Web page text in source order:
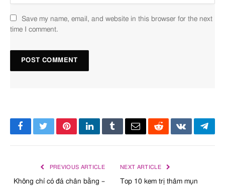
Save my name, email, and website in this browser for the next
time I comment.
FacebookTwitterPinterestLinkedInTumblrEmailRedditVKontakte
PREVIOUS ARTICLE
Không chỉ có đá chân bằng –
NEXT ARTICLE
Top 10 kem trị thâm mụn